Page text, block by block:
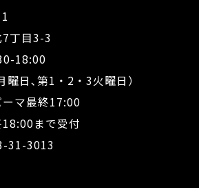
丁目3-3
18:00
曜日､第1・2・3火曜日）
マ最終17:00
まで受付
31-3013